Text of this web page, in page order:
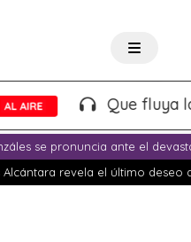
Que fluya la
se pronuncia ante el
Alcántara revela el último deseo